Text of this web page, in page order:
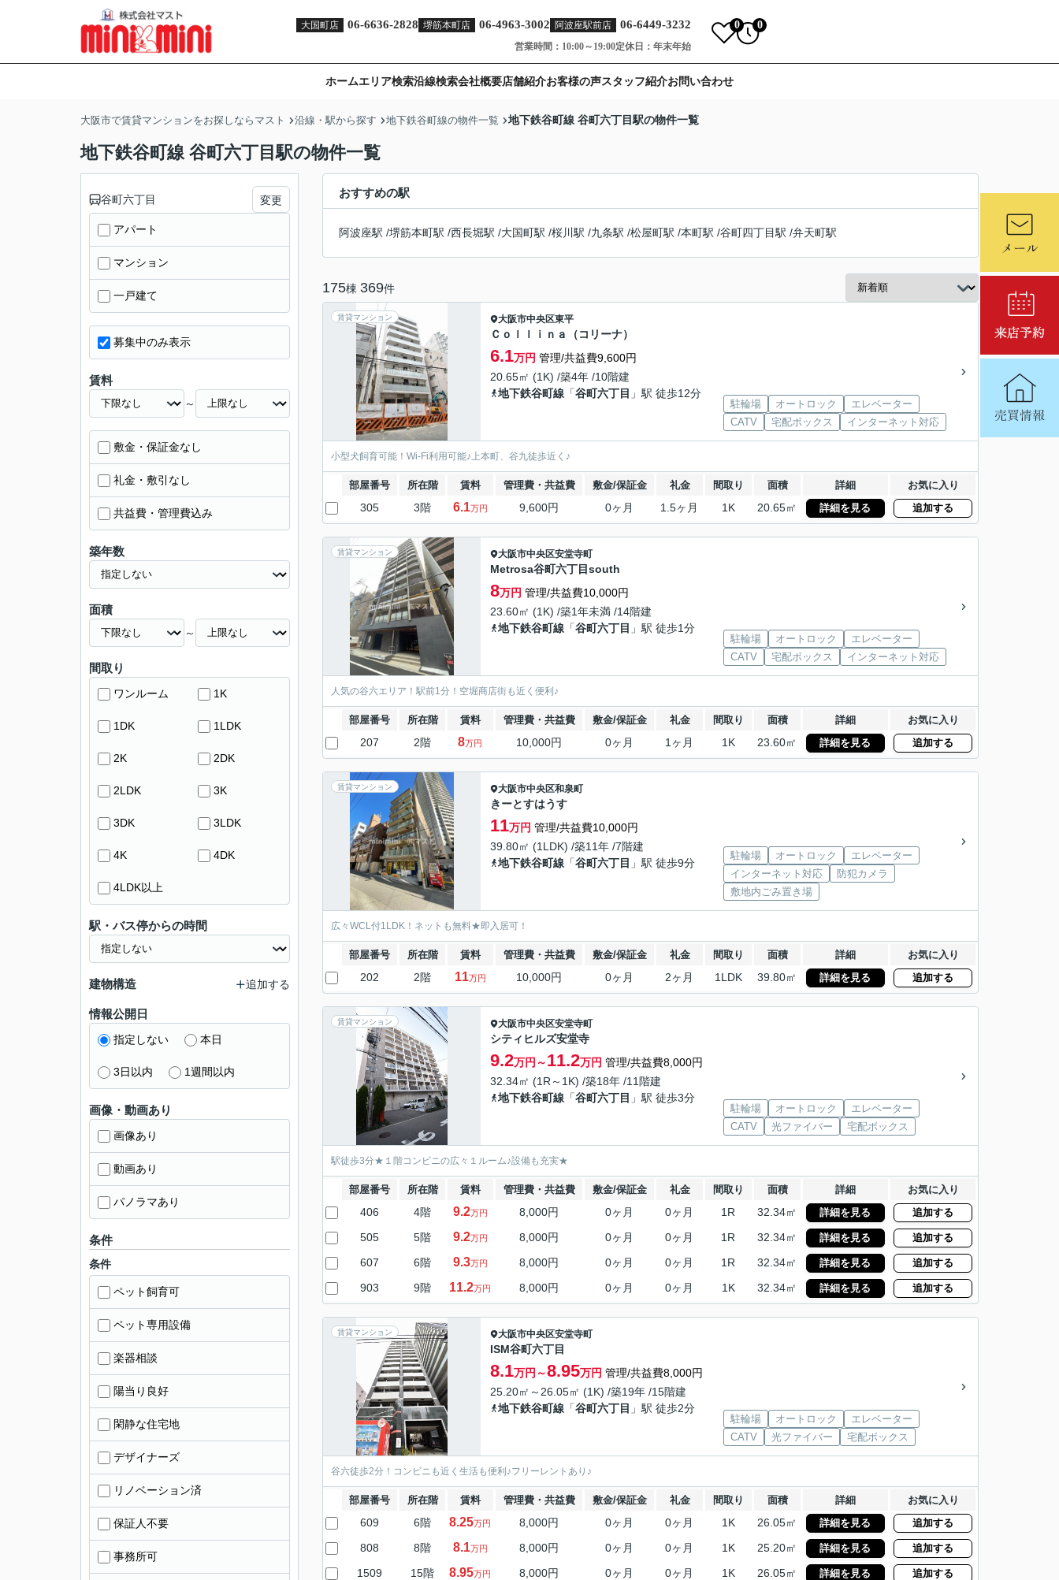
大国町店 06-6636-2828 堺筋本町店 06-4963-3002 阿波座駅前店 06-6449-3232
営業時間：10:00～19:00定休日：年末年始
0 0
ホームエリア検索沿線検索会社概要店舗紹介お客様の声スタッフ紹介お問い合わせ
大阪市で賃貸マンションをお探しならマスト 沿線・駅から探す 地下鉄谷町線の物件一覧 地下鉄谷町線 谷町六丁目駅の物件一覧
地下鉄谷町線 谷町六丁目駅の物件一覧
おすすめの駅
阿波座駅 /堺筋本町駅 /西長堀駅 /大国町駅 /桜川駅 /九条駅 /松屋町駅 /本町駅 /谷町四丁目駅 /弁天町駅
175棟 369件
賃貸マンション 大阪市中央区東平
Ｃｏｌｌｉｎａ（コリーナ）
6.1万円 管理/共益費9,600円
20.65㎡ (1K) /築4年 /10階建
地下鉄谷町線 「谷町六丁目 」駅 徒歩12分
駐輪場 オートロック
エレベーター
CATV
宅配ボックス インターネット対応
小型犬飼育可能！Wi-Fi利用可能♪上本町、谷九徒歩近く♪
部屋番号 所在階 賃料 管理費・共益費 敷金/保証金 礼金 間取り 面積 詳細 お気に入り
305 3階 6.1万円 9,600円 0ヶ月 1.5ヶ月 1K 20.65㎡ 詳細を見る 追加する
賃貸マンション 大阪市中央区安堂寺町
Metrosa谷町六丁目south
8万円 管理/共益費10,000円
23.60㎡ (1K) /築1年未満 /14階建
地下鉄谷町線 「谷町六丁目 」駅 徒歩1分
駐輪場 オートロック
エレベーター
CATV
宅配ボックス インターネット対応
人気の谷六エリア！駅前1分！空堀商店街も近く便利♪
部屋番号 所在階 賃料 管理費・共益費 敷金/保証金 礼金 間取り 面積 詳細 お気に入り
207 2階 8万円 10,000円 0ヶ月 1ヶ月 1K 23.60㎡ 詳細を見る 追加する
賃貸マンション 大阪市中央区和泉町
きーとすはうす
11万円 管理/共益費10,000円
39.80㎡ (1LDK) /築11年 /7階建
地下鉄谷町線 「谷町六丁目 」駅 徒歩9分
駐輪場 オートロック
エレベーター
インターネット対応
防犯カメラ
敷地内ごみ置き場
広々WCL付1LDK！ネットも無料★即入居可！
部屋番号 所在階 賃料 管理費・共益費 敷金/保証金 礼金 間取り 面積 詳細 お気に入り
202 2階 11万円 10,000円 0ヶ月 2ヶ月 1LDK 39.80㎡ 詳細を見る 追加する
賃貸マンション 大阪市中央区安堂寺町
シティヒルズ安堂寺
9.2万円～11.2万円 管理/共益費8,000円
32.34㎡ (1R～1K) /築18年 /11階建
地下鉄谷町線 「谷町六丁目 」駅 徒歩3分
駐輪場 オートロック
エレベーター
CATV
光ファイバー 宅配ボックス
駅徒歩3分★１階コンビニの広々１ルーム♪設備も充実★
部屋番号 所在階 賃料 管理費・共益費 敷金/保証金 礼金 間取り 面積 詳細 お気に入り
406 4階 9.2万円 8,000円 0ヶ月 0ヶ月 1R 32.34㎡ 詳細を見る 追加する
505 5階 9.2万円 8,000円 0ヶ月 0ヶ月 1R 32.34㎡ 詳細を見る 追加する
607 6階 9.3万円 8,000円 0ヶ月 0ヶ月 1R 32.34㎡ 詳細を見る 追加する
903 9階 11.2万円 8,000円 0ヶ月 0ヶ月 1K 32.34㎡ 詳細を見る 追加する
賃貸マンション 大阪市中央区安堂寺町
ISM谷町六丁目
8.1万円～8.95万円 管理/共益費8,000円
25.20㎡～26.05㎡ (1K) /築19年 /15階建
地下鉄谷町線 「谷町六丁目 」駅 徒歩2分
駐輪場 オートロック
エレベーター
CATV
光ファイバー 宅配ボックス
谷六徒歩2分！コンビニも近く生活も便利♪フリーレントあり♪
部屋番号 所在階 賃料 管理費・共益費 敷金/保証金 礼金 間取り 面積 詳細 お気に入り
609 6階 8.25万円 8,000円 0ヶ月 0ヶ月 1K 26.05㎡ 詳細を見る 追加する
808 8階 8.1万円 8,000円 0ヶ月 0ヶ月 1K 25.20㎡ 詳細を見る 追加する
1509 15階 8.95万円 8,000円 0ヶ月 0ヶ月 1K 26.05㎡ 詳細を見る 追加する
谷町六丁目 変更
アパート
マンション
一戸建て
募集中のみ表示
賃料
～
敷金・保証金なし
礼金・敷引なし
共益費・管理費込み
築年数
面積
～
間取り
ワンルーム 1K
1DK 1LDK
2K 2DK
2LDK 3K
3DK 3LDK
4K 4DK
4LDK以上
駅・バス停からの時間
建物構造 追加する
情報公開日
指定しない 本日
3日以内 1週間以内
画像・動画あり
画像あり
動画あり
パノラマあり
条件
条件
ペット飼育可
ペット専用設備
楽器相談
陽当り良好
閑静な住宅地
デザイナーズ
リノベーション済
保証人不要
事務所可